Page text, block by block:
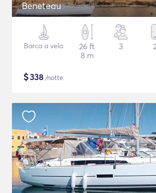
Beneteau
Barca a vela
26 ft
8 m
3
$338 /notte